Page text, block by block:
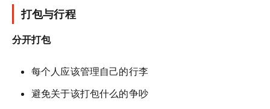
打包与行程
分开打包
每个人应该管理自己的行李
避免关于该打包什么的争吵